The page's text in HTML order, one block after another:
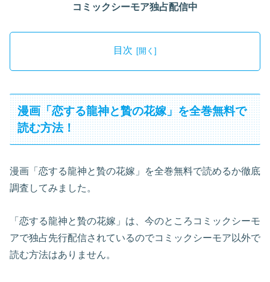
コミックシーモア独占配信中
目次
漫画「恋する龍神と贄の花嫁」を全巻無料で
読む方法！
漫画「恋する龍神と贄の花嫁」を全巻無料で読めるか徹底
調査してみました。
「恋する龍神と贄の花嫁」は、今のところコミックシーモ
アで独占先行配信されているのでコミックシーモア以外で
読む方法はありません。